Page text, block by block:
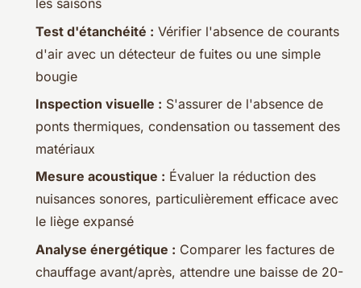
les saisons
Test d'étanchéité : Vérifier l'absence de courants
d'air avec un détecteur de fuites ou une simple
bougie
Inspection visuelle : S'assurer de l'absence de
ponts thermiques, condensation ou tassement des
matériaux
Mesure acoustique : Évaluer la réduction des
nuisances sonores, particulièrement efficace avec
le liège expansé
Analyse énergétique : Comparer les factures de
chauffage avant/après, attendre une baisse de 20-